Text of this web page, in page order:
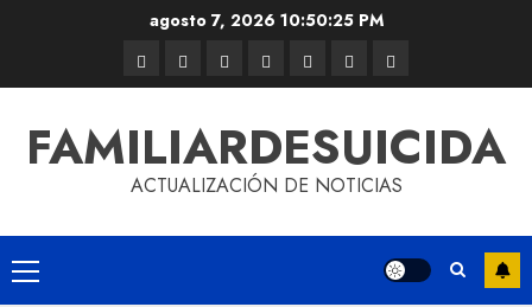
agosto 7, 2026 10:50:25 PM
FAMILIARDESUICIDA
ACTUALIZACIÓN DE NOTICIAS